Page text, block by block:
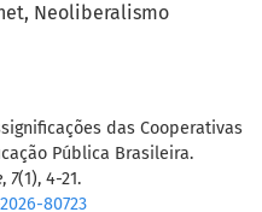
Neoliberalismo
das Cooperativas
Pública Brasileira.
, 7(1), 4-21.
80723